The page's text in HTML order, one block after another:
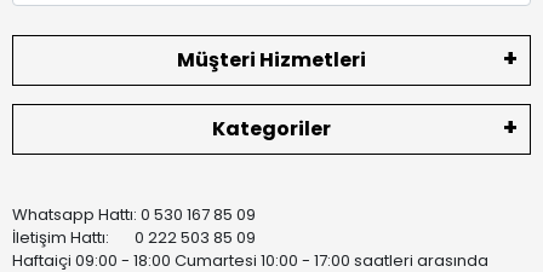
Müşteri Hizmetleri
Kategoriler
Whatsapp Hattı: 0 530 167 85 09
İletişim Hattı: 0 222 503 85 09
Haftaiçi 09:00 - 18:00 Cumartesi 10:00 - 17:00 saatleri arasında